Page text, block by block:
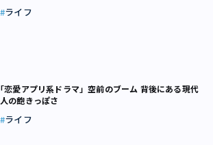
ライフ
｢恋愛アプリ系ドラマ」空前のブーム 背後にある現代
人の飽きっぽさ
ライフ